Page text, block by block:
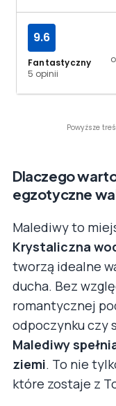
Fantastyczny
5 opinii
9.6
Powyższe
Dlaczego
egzotyczne
Malediwy to
Krystaliczna
tworzą idealne
ducha. Bez
romantycznej
odpoczynku czy
Malediwy
ziemi. To nie
które zostaje z